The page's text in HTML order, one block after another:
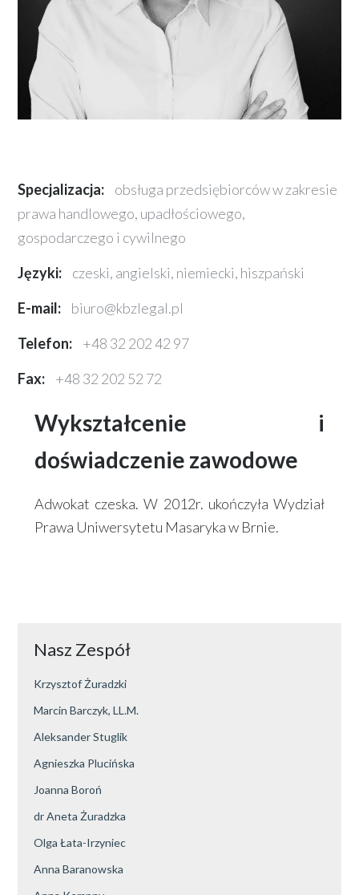
Specjalizacja:
obsługa przedsiębiorców w zakresie
prawa handlowego, upadłościowego,
gospodarczego i cywilnego
Języki:
czeski, angielski, niemiecki, hiszpański
E-mail:
biuro@kbzlegal.pl
Telefon:
+48 32 202 42 97
Fax:
+48 32 202 52 72
Wykształcenie i
doświadczenie zawodowe
Adwokat czeska. W 2012r. ukończyła Wydział
Prawa Uniwersytetu Masaryka w Brnie.
Nasz Zespół
Krzysztof Żuradzki
Marcin Barczyk, LL.M.
Aleksander Stuglik
Agnieszka Plucińska
Joanna Boroń
dr Aneta Żuradzka
Olga Łata-Irzyniec
Anna Baranowska